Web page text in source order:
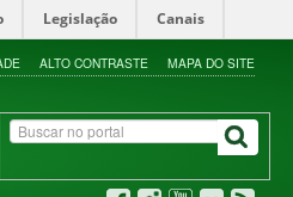
Legislação Canais
ALTO CONTRASTE MAPA DO SITE